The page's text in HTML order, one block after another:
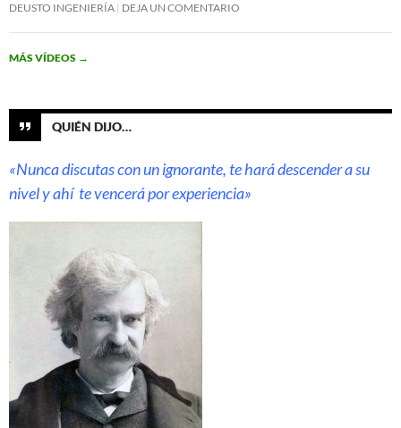
DEUSTO INGENIERÍA DEJA UN COMENTARIO
MÁS VÍDEOS →
QUIÉN DIJO…
«Nunca discutas con un ignorante, te hará descender a su
nivel y ahí te vencerá por experiencia»